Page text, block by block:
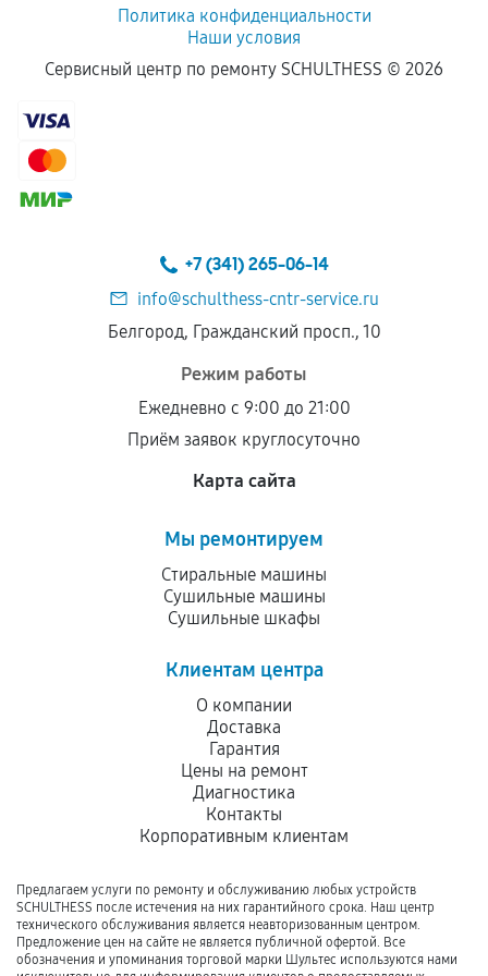
Политика конфиденциальности
Наши условия
Сервисный центр по ремонту SCHULTHESS © 2026
+7 (341) 265-06-14
info@schulthess-cntr-service.ru
Белгород, Гражданский просп., 10
Режим работы
Ежедневно с 9:00 до 21:00
Приём заявок круглосуточно
Карта сайта
Мы ремонтируем
Стиральные машины
Сушильные машины
Сушильные шкафы
Клиентам центра
О компании
Доставка
Гарантия
Цены на ремонт
Диагностика
Контакты
Корпоративным клиентам
Предлагаем услуги по ремонту и обслуживанию любых устройств
SCHULTHESS после истечения на них гарантийного срока. Наш центр
технического обслуживания является неавторизованным центром.
Предложение цен на сайте не является публичной офертой. Все
обозначения и упоминания торговой марки Шультес используются нами